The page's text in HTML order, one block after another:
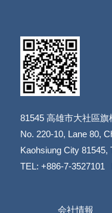
81545高雄市大社區旗
​​​​​​​No. 220-10, Lane 80,
​​​​​​​Kaohsiung City 81545,
TEL: +886-7-3527101
会社情報